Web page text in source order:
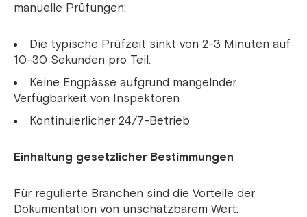
manuelle Prüfungen:
Die typische Prüfzeit sinkt von 2-3 Minuten auf
10-30 Sekunden pro Teil.
Keine Engpässe aufgrund mangelnder
Verfügbarkeit von Inspektoren
Kontinuierlicher 24/7-Betrieb
Einhaltung gesetzlicher Bestimmungen
Für regulierte Branchen sind die Vorteile der
Dokumentation von unschätzbarem Wert: